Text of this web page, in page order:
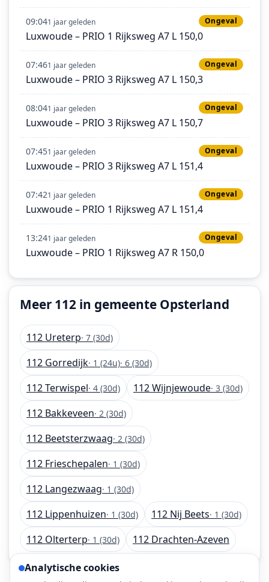
09:041 jaar geleden Ongeval
Luxwoude – PRIO 1 Rijksweg A7 L 150,0
07:461 jaar geleden Ongeval
Luxwoude – PRIO 3 Rijksweg A7 L 150,3
08:041 jaar geleden Ongeval
Luxwoude – PRIO 3 Rijksweg A7 L 150,7
07:451 jaar geleden Ongeval
Luxwoude – PRIO 3 Rijksweg A7 L 151,4
07:421 jaar geleden Ongeval
Luxwoude – PRIO 1 Rijksweg A7 L 151,4
13:241 jaar geleden Ongeval
Luxwoude – PRIO 1 Rijksweg A7 R 150,0
Meer 112 in gemeente Opsterland
112 Ureterp· 7 (30d)
112 Gorredijk· 1 (24u)· 6 (30d)
112 Terwispel· 4 (30d) 112 Wijnjewoude· 3 (30d)
112 Bakkeveen· 2 (30d)
112 Beetsterzwaag· 2 (30d)
112 Frieschepalen· 1 (30d)
112 Langezwaag· 1 (30d)
112 Lippenhuizen· 1 (30d) 112 Nij Beets· 1 (30d)
112 Olterterp· 1 (30d) 112 Drachten-Azeven
Analytische cookies